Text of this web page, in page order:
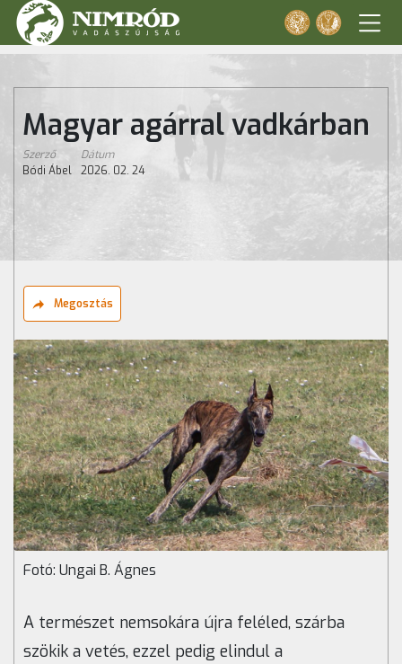
Magyar agárral vadkárban
Szerző
Bódi Ábel
Dátum
2026. 02. 24
Megosztás
Fotó: Ungai B. Ágnes
A természet nemsokára újra feléled, szárba
szökik a vetés, ezzel pedig elindul a